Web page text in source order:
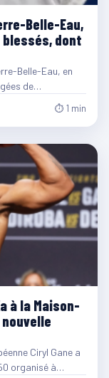
Belle-Eau,
dont
Belle-Eau, en
de…
⏱ 1 min
à la Maison-
Ciryl Gane a
organisé à…